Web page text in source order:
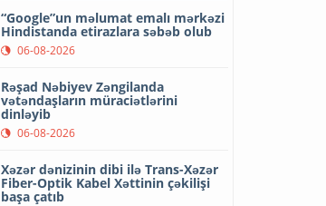
“Google”un məlumat emalı mərkəzi
Hindistanda etirazlara səbəb olub
06-08-2026
Rəşad Nəbiyev Zəngilanda
vətəndaşların müraciətlərini
dinləyib
06-08-2026
Xəzər dənizinin dibi ilə Trans-Xəzər
Fiber-Optik Kabel Xəttinin çəkilişi
başa çatıb